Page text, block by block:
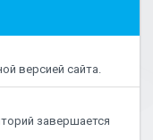
версией сайта.
завершается